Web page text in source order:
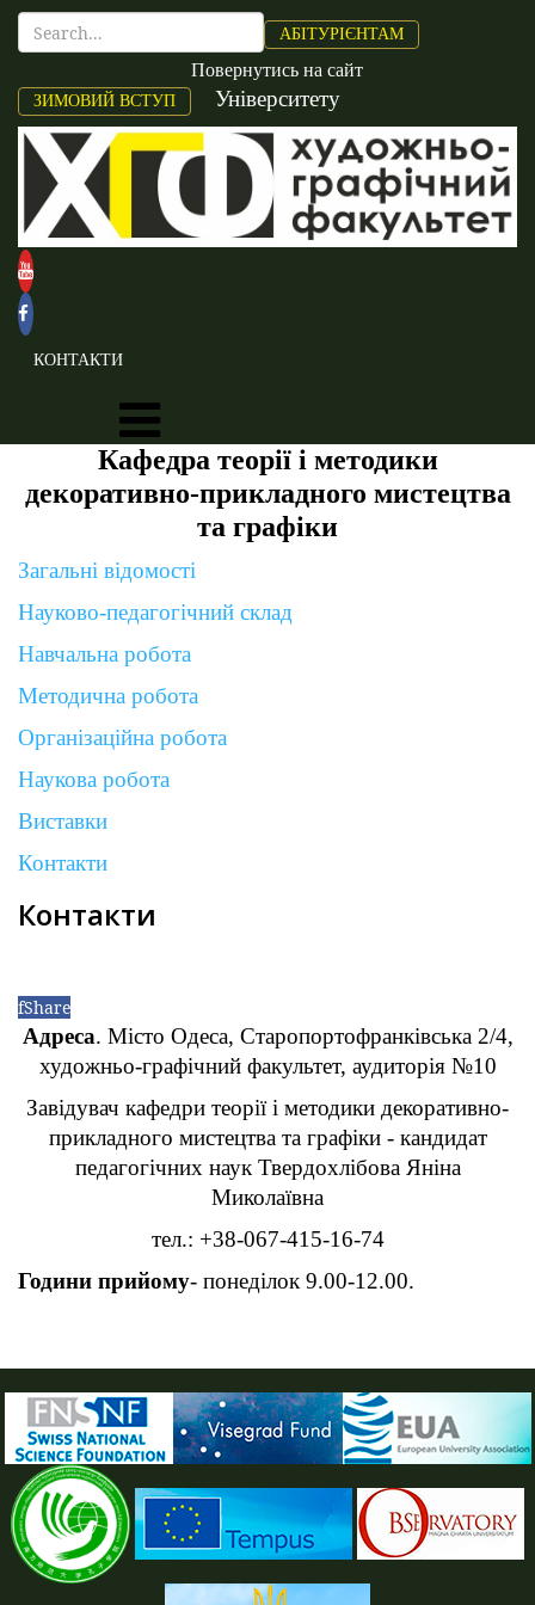
АБІТУРІЄНТАМ
ЗИМОВИЙ ВСТУП
Повернутись на сайт
Університету
КОНТАКТИ
Кафедра теорії і методики
декоративно-прикладного мистецтва
та графіки
Загальні відомості
Науково-педагогічний склад
Навчальна робота
Методична робота
Організаційна робота
Наукова робота
Виставки
Контакти
Контакти
fShare
Адреса. Місто Одеса, Старопортофранківська 2/4,
художньо-графічний факультет, аудиторія №10
Завідувач кафедри теорії і методики декоративно-
прикладного мистецтва та графіки - кандидат
педагогічних наук Твердохлібова Яніна
Миколаївна
тел.: +38-067-415-16-74
Години прийому- понеділок 9.00-12.00.